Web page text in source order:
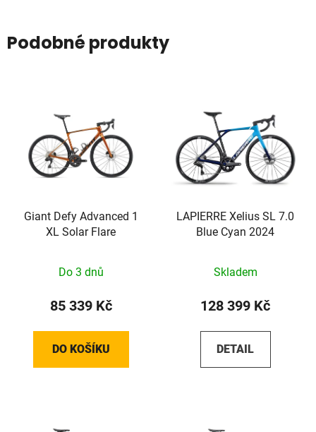
Podobné produkty
Giant Defy Advanced 1
XL Solar Flare
Do 3 dnů
85 339 Kč
DO KOŠÍKU
LAPIERRE Xelius SL 7.0
Blue Cyan 2024
Skladem
128 399 Kč
DETAIL